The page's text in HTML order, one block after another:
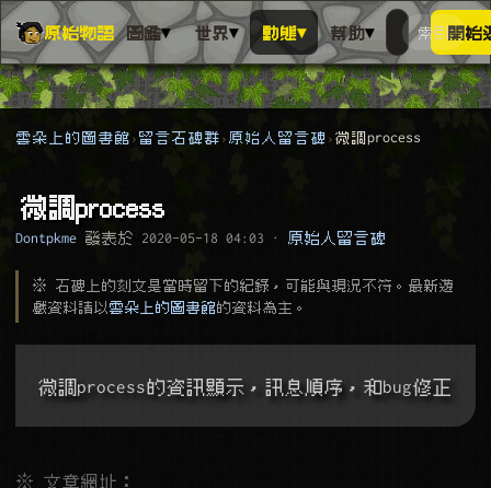
原始物語 圖鑑▾ 世界▾ 動態▾ 幫助▾
搜尋萬物
搜人物、
索引開始
雲朵上的圖書館 留言石碑群 原始人留言碑 微調process
微調process
Dontpkme 發表於 2020-05-18 04:03 · 原始人留言碑
※ 石碑上的刻文是當時留下的紀錄，可能與現況不符。最新遊
戲資料請以 雲朵上的圖書館的資料為主。
微調process的資訊顯示，訊息順序，和bug修正
※ 文章網址：